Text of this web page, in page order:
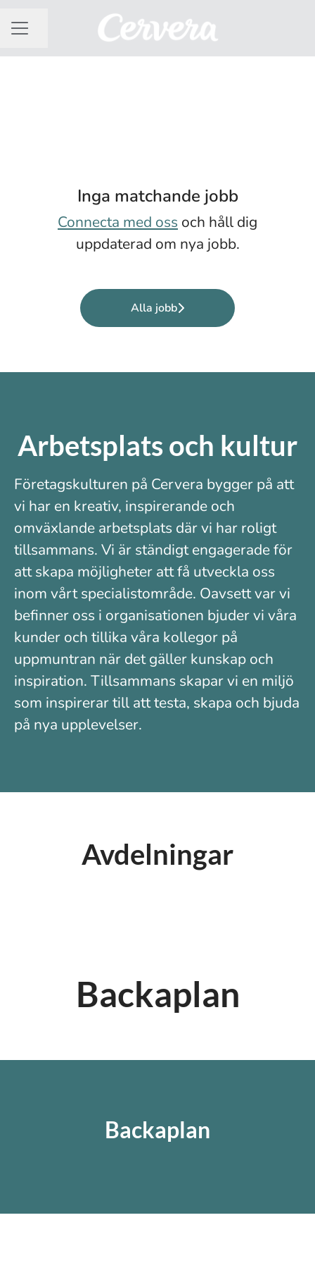
KARRIÄRMENY
Dela sidan
Inga matchande jobb
Connecta med oss och håll dig
uppdaterad om nya jobb.
Alla jobb
Arbetsplats och kultur
Företagskulturen på Cervera bygger på att
vi har en kreativ, inspirerande och
omväxlande arbetsplats där vi har roligt
tillsammans. Vi är ständigt engagerade för
att skapa möjligheter att få utveckla oss
inom vårt specialistområde. Oavsett var vi
befinner oss i organisationen bjuder vi våra
kunder och tillika våra kollegor på
uppmuntran när det gäller kunskap och
inspiration. Tillsammans skapar vi en miljö
som inspirerar till att testa, skapa och bjuda
på nya upplevelser.
Avdelningar
Backaplan
Backaplan